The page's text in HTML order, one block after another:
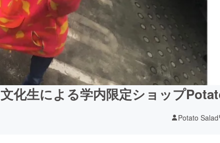
文化生による学内限定ショップ
Potato Salad